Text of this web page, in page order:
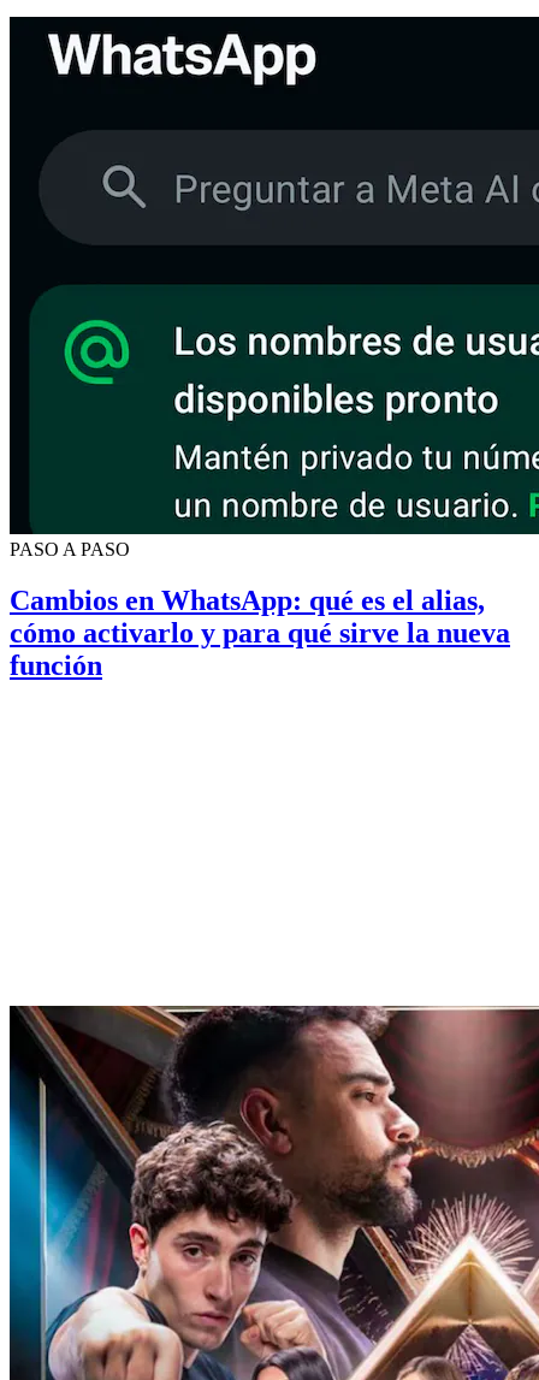
PASO A PASO
Cambios en WhatsApp: qué es el alias,
cómo activarlo y para qué sirve la nueva
función